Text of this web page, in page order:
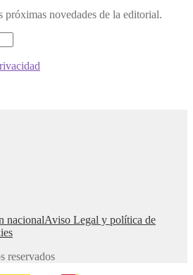
próximas novedades de la editorial.
nacionalAviso Legal y política de
reservados